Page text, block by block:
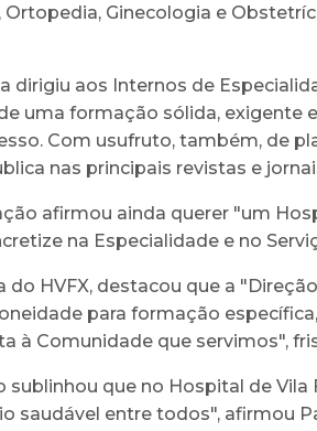
Ortopedia, Ginecologia e
dirigiu aos Internos de
uma formação sólida, exigente
Com usufruto, também, de
nas principais revistas e
afirmou ainda querer "um
na Especialidade e no
do HVFX, destacou que a
para formação
à Comunidade que servimos",
que no Hospital de
saudável entre todos", afirmou